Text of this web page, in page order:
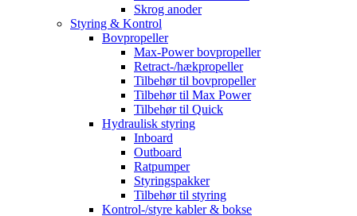
Skrog anoder
Styring & Kontrol
Bovpropeller
Max-Power bovpropeller
Retract-/hækpropeller
Tilbehør til bovpropeller
Tilbehør til Max Power
Tilbehør til Quick
Hydraulisk styring
Inboard
Outboard
Ratpumper
Styringspakker
Tilbehør til styring
Kontrol-/styre kabler & bokse